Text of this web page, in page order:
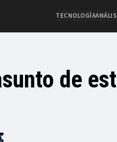
TECNOLOGÍA
de